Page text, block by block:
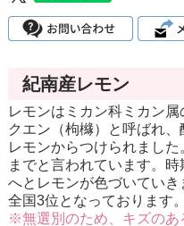
紀南産レモン
レモンはミカン科ミカン
クエン（枸櫞）と呼ばれ
レモンからつけられまし
までと言われています。
へとレモンが色づいてい
全国3位となっております。
※無選別のため、キズのあ